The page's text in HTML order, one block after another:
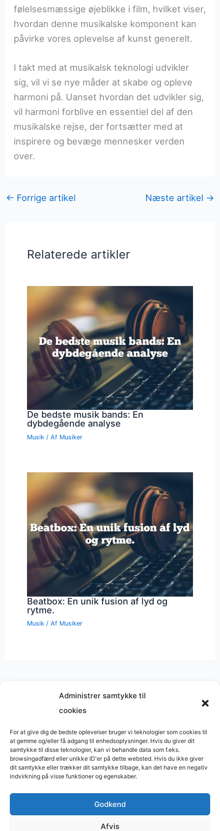
Administrer samtykke til
cookies
For at give dig de bedste oplevelser bruger vi teknologier som cookies til
at gemme og/eller få adgang til enhedsoplysninger. Hvis du giver dit
samtykke til disse teknologier, kan vi behandle data som f.eks.
browsingadfærd eller unikke ID'er på dette websted. Hvis du ikke giver
dit samtykke eller trækker dit samtykke tilbage, kan det have en negativ
indvirkning på visse funktioner og egenskaber.
Godkend
Afvis
følelsesmæssige øjeblikke i film, hvilket viser,
hvordan denne musikalske komponent kan
påvirke vores oplevelse af kunst generelt.
I takt med at musikalsk teknologi udvikler
sig, vil vi se nye måder at skabe og opleve
harmoni på. Uanset hvordan det udvikler sig,
vil harmoni forblive en essentiel del af den
musikalske rejse, der fortsætter med at
inspirere og bevæge mennesker verden
over.
← Forrige artikel Næste artikel →
Relaterede artikler
De bedste musik bands: En
dybdegående analyse
Musik / Af Musiker
Beatbox: En unik fusion af lyd og
rytme.
Musik / Af Musiker
Musik på
Copyright © 2026 BasimWorld
Udviklet afWebbureau.dk
Bygget medWordPress
Restaurant
Restauranter